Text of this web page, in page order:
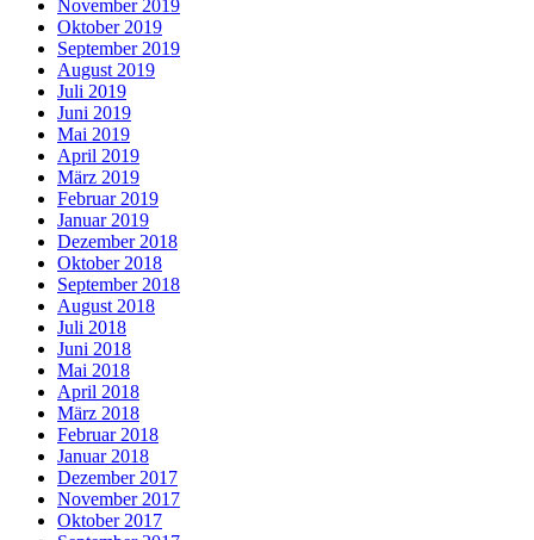
November 2019
Oktober 2019
September 2019
August 2019
Juli 2019
Juni 2019
Mai 2019
April 2019
März 2019
Februar 2019
Januar 2019
Dezember 2018
Oktober 2018
September 2018
August 2018
Juli 2018
Juni 2018
Mai 2018
April 2018
März 2018
Februar 2018
Januar 2018
Dezember 2017
November 2017
Oktober 2017